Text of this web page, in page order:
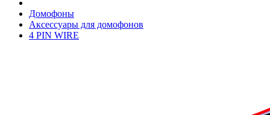
Домофоны
Аксессуары для домофонов
4 PIN WIRE